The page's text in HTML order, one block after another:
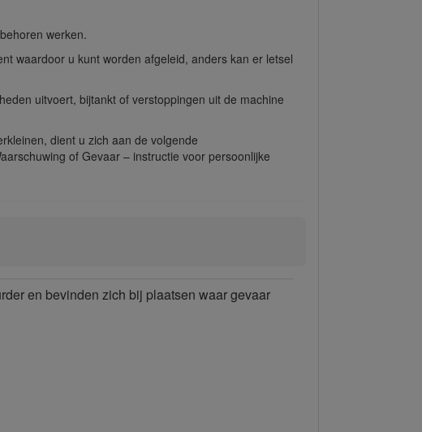
werken.
waardoor u kunt worden afgeleid, anders kan er letsel
uitvoert, bijtankt of verstoppingen uit de machine
dient u zich aan de volgende
of Gevaar – instructie voor persoonlijke
en bevinden zich bij plaatsen waar gevaar